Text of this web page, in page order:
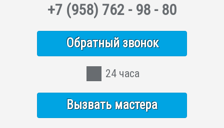
+7 (958) 762 - 98 - 80
Обратный звонок
24 часа
Вызвать мастера